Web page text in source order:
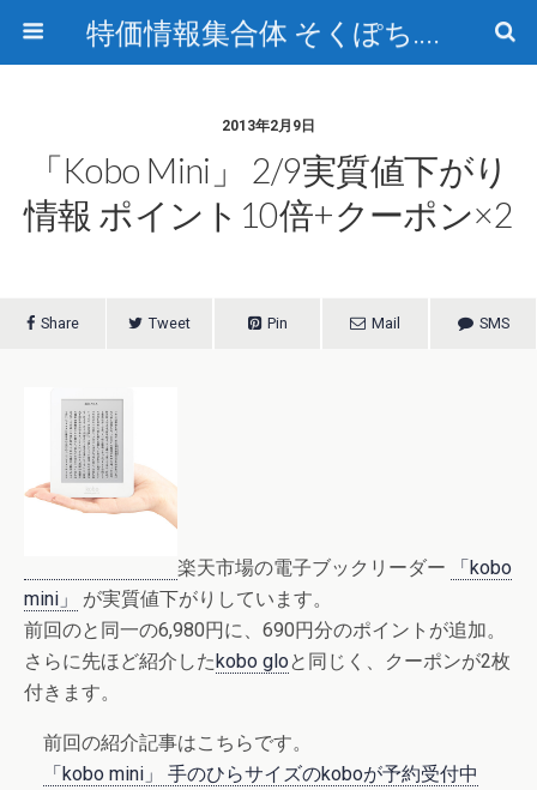
特価情報集合体 そくぽち.com
2013年2月9日
「kobo Mini」 2/9実質値下がり
情報 ポイント10倍+クーポン×2
Share Tweet Pin Mail SMS
楽天市場の電子ブックリーダー
「kobo
mini」
が実質値下がりしています。
前回のと同一の6,980円に、690円分のポイントが追加。
さらに先ほど紹介したkobo gloと同じく、クーポンが2枚
付きます。
前回の紹介記事はこちらです。
「kobo mini」 手のひらサイズのkoboが予約受付中